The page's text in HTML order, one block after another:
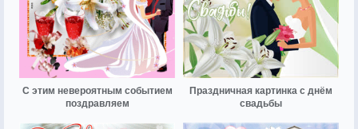
С этим невероятным событием
поздравляем
Праздничная картинка с днём
свадьбы